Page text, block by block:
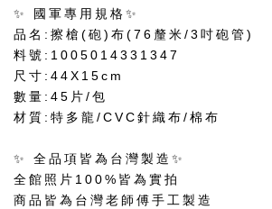
✨ 國軍專用規格✨
品名:擦槍(砲)布(76釐米/3吋砲管)
料號:1005014331347
尺寸:44X15cm
數量:45片/包
材質:特多龍/CVC針織布/棉布
✨ 全品項皆為台灣製造✨
全館照片100%皆為實拍
商品皆為台灣老師傅手工製造